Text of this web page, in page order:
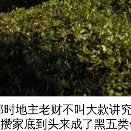
地主老财不叫大款讲
家底到头来成了黑五